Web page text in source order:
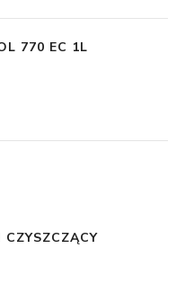
770 EC 1L